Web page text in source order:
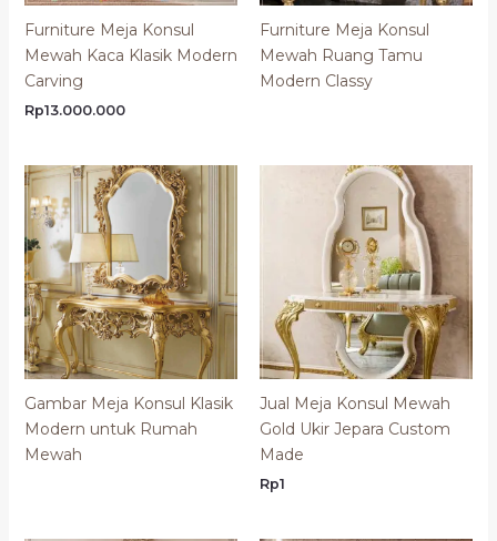
Furniture Meja Konsul
Mewah Kaca Klasik Modern
Carving
Rp13.000.000
Furniture Meja Konsul
Mewah Ruang Tamu
Modern Classy
Gambar Meja Konsul Klasik
Modern untuk Rumah
Mewah
Jual Meja Konsul Mewah
Gold Ukir Jepara Custom
Made
Rp1